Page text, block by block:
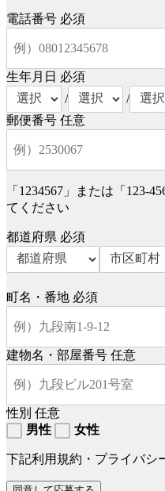
電話番号 必須
生年月日 必須
/
/
郵便番号 任意
「1234567」または「123-
てください
都道府県 必須
町名・番地 必須
建物名・部屋番号 任意
性別 任意
男性
女性
下記利用規約・プライバシ